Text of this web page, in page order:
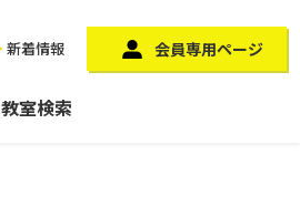
新着情報 会員専用ページ
教室検索